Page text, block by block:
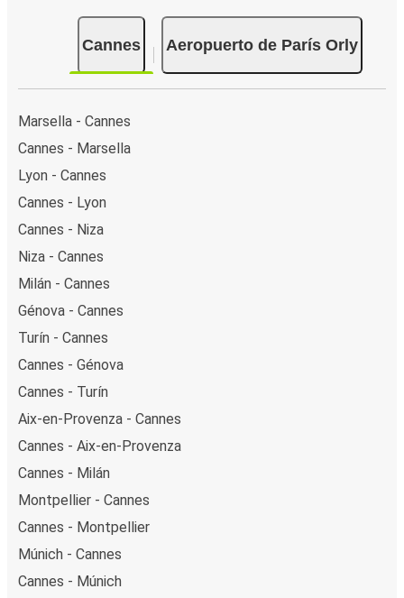
Cannes Aeropuerto de París Orly
Marsella - Cannes
Cannes - Marsella
Lyon - Cannes
Cannes - Lyon
Cannes - Niza
Niza - Cannes
Milán - Cannes
Génova - Cannes
Turín - Cannes
Cannes - Génova
Cannes - Turín
Aix-en-Provenza - Cannes
Cannes - Aix-en-Provenza
Cannes - Milán
Montpellier - Cannes
Cannes - Montpellier
Múnich - Cannes
Cannes - Múnich